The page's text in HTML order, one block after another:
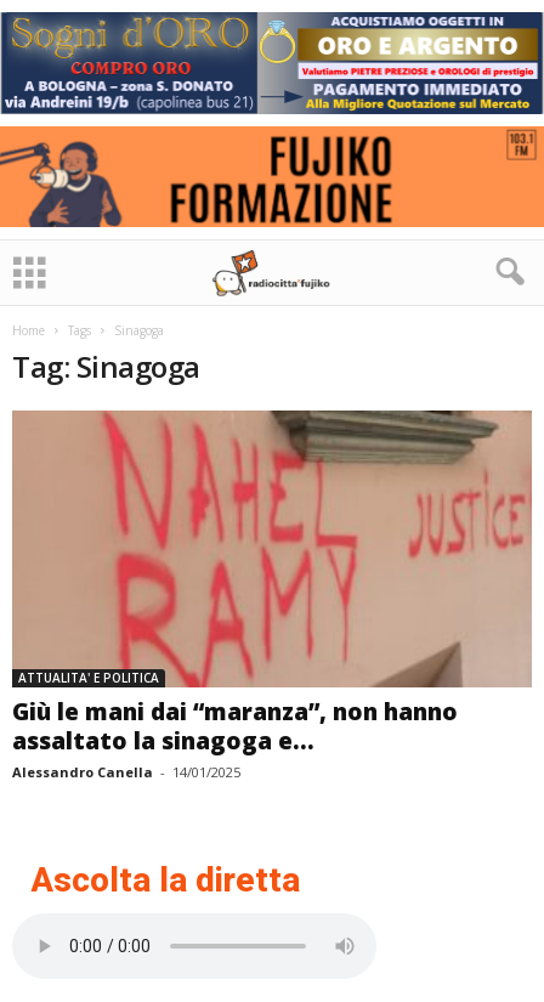
Home Tags Sinagoga
Tag: Sinagoga
ATTUALITA' E POLITICA
Giù le mani dai “maranza”, non hanno
assaltato la sinagoga e...
Alessandro Canella - 14/01/2025
Ascolta la diretta